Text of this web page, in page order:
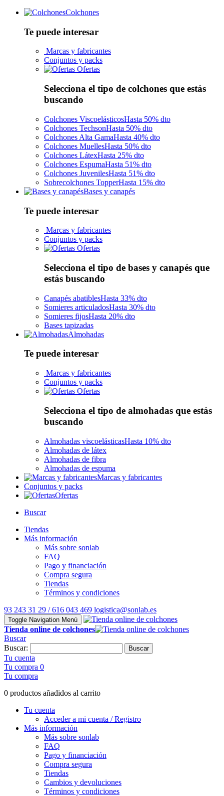
Colchones
Te puede interesar
Marcas y fabricantes
Conjuntos y packs
Ofertas
Selecciona el tipo de colchones que estás
buscando
Colchones ViscoelásticosHasta 50% dto
Colchones TechsonHasta 50% dto
Colchones Alta GamaHasta 40% dto
Colchones MuellesHasta 50% dto
Colchones LátexHasta 25% dto
Colchones EspumaHasta 51% dto
Colchones JuvenilesHasta 51% dto
Sobrecolchones TopperHasta 15% dto
Bases y canapés
Te puede interesar
Marcas y fabricantes
Conjuntos y packs
Ofertas
Selecciona el tipo de bases y canapés que
estás buscando
Canapés abatiblesHasta 33% dto
Somieres articuladosHasta 30% dto
Somieres fijosHasta 20% dto
Bases tapizadas
Almohadas
Te puede interesar
Marcas y fabricantes
Conjuntos y packs
Ofertas
Selecciona el tipo de almohadas que estás
buscando
Almohadas viscoelásticasHasta 10% dto
Almohadas de látex
Almohadas de fibra
Almohadas de espuma
Marcas y fabricantes
Conjuntos y packs
Ofertas
Buscar
Tiendas
Más información
Más sobre sonlab
FAQ
Pago y financiación
Compra segura
Tiendas
Términos y condiciones
93 243 31 29 / 616 043 469 logistica@sonlab.es
Toggle Navigation Menú
Tienda online de colchones
Buscar
Buscar:
Buscar
Tu cuenta
Tu compra 0
Tu compra
0 productos añadidos al carrito
Tu cuenta
Acceder a mi cuenta / Registro
Más información
Más sobre sonlab
FAQ
Pago y financiación
Compra segura
Tiendas
Cambios y devoluciones
Términos y condiciones